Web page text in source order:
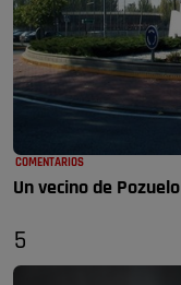
COMENTARIOS
Un vecino de Pozuelo
5